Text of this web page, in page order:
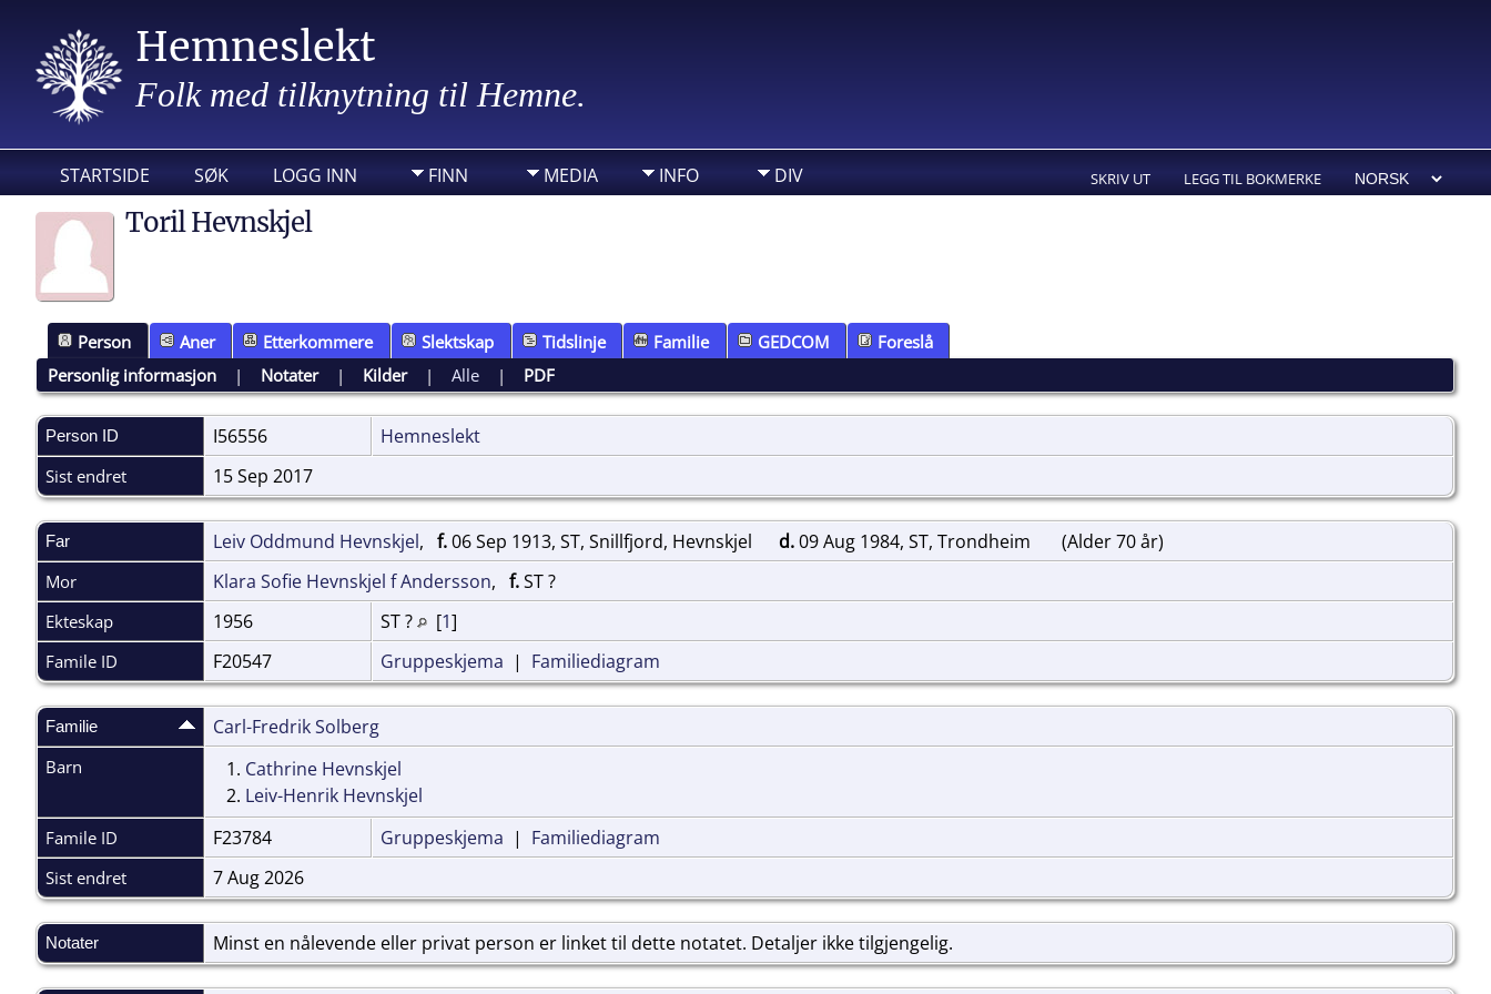
Hemneslekt
Folk med tilknytning til Hemne.
STARTSIDE SØK LOGG INN FINN MEDIA INFO DIV SKRIV UT LEGG TIL BOKMERKE
Toril Hevnskjel
Person Aner Etterkommere Slektskap Tidslinje Familie GEDCOM
Foreslå
Personlig informasjon | Notater| Kilder|Alle | PDF
Person ID I56556 Hemneslekt
Sist endret 15 Sep 2017
Far Leiv Oddmund Hevnskjel, f.06 Sep 1913, ST, Snillfjord, Hevnskjel d.09 Aug 1984, ST, Trondheim (Alder 70 år)
Mor Klara Sofie Hevnskjel f Andersson, f.ST ?
Ekteskap 1956 ST ? [1]
Famile ID F20547 Gruppeskjema | Familiediagram
Familie Carl-Fredrik Solberg
Barn 1. Cathrine Hevnskjel
2. Leiv-Henrik Hevnskjel
Famile ID F23784 Gruppeskjema | Familiediagram
Sist endret 7 Aug 2026
Notater Minst en nålevende eller privat person er linket til dette notatet. Detaljer ikke tilgjengelig.